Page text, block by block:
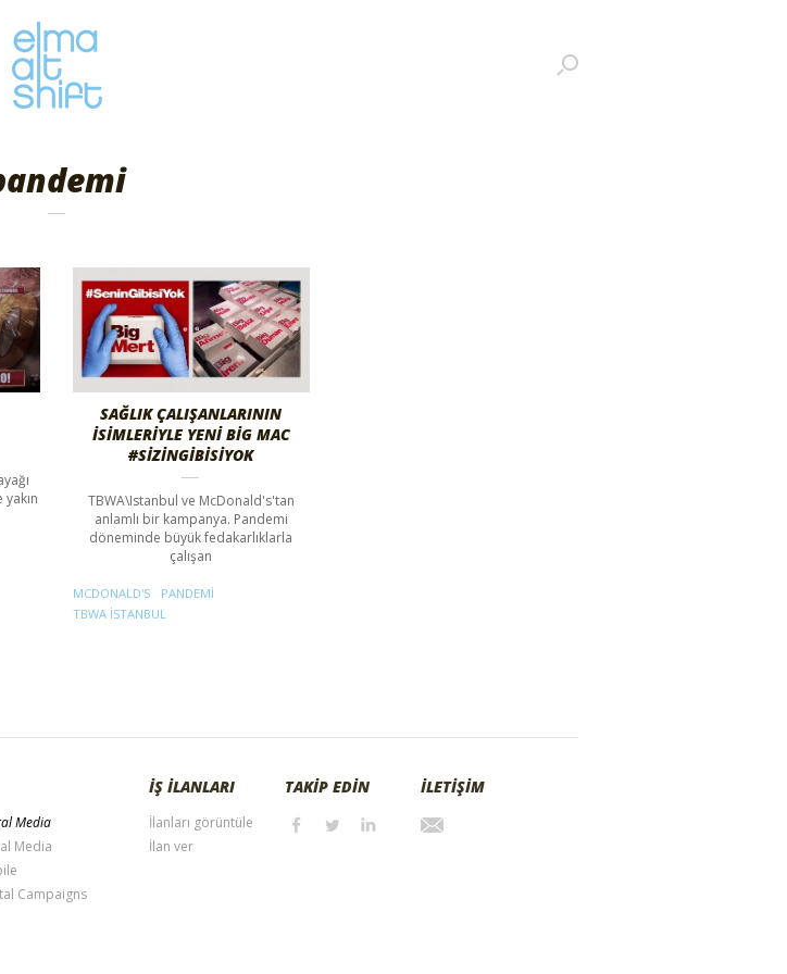
yakın
SAĞLIK ÇALIŞANLARININ
İSIMLERIYLE YENI BIG MAC
#SIZINGIBISIYOK
TBWA\Istanbul ve McDonald's'tan
anlamlı bir kampanya. Pandemi
döneminde büyük fedakarlıklarla
çalışan
MCDONALD'S
PANDEMI
TBWA ISTANBUL
Media
Media
Campaigns
İŞ İLANLARI
İlanları görüntüle
İlan ver
TAKİP EDİN İLETİŞİM